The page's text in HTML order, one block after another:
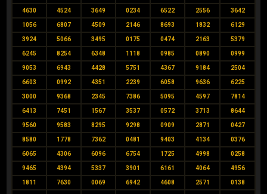
4630 4524 3649 0234 6522 2556 3642
1056 6807 4509 2146 8693 1832 6129
3924 5066 3495 0175 0474 2163 5379
6245 8254 6348 1118 0985 0890 0999
9053 6943 4428 5751 4367 9184 2504
6603 0992 4351 2239 6058 9636 6225
3000 9368 2345 7386 5095 4597 7814
6413 7451 1567 3537 0572 3713 8644
9560 9583 8295 9298 0909 2871 0427
8580 1778 7362 0481 9403 4134 0376
6065 4306 6096 6754 1725 4998 0258
9465 4394 5337 3901 6161 4064 4956
1811 7630 0069 6942 4608 2571 0138